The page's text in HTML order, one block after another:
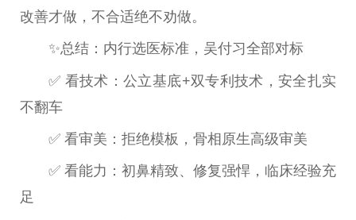
改善才做，不合适绝不劝做。
✨总结：内行选医标准，吴付习全部对标
✅ 看技术：公立基底+双专利技术，安全扎实
不翻车
✅ 看审美：拒绝模板，骨相原生高级审美
✅ 看能力：初鼻精致、修复强悍，临床经验充
足